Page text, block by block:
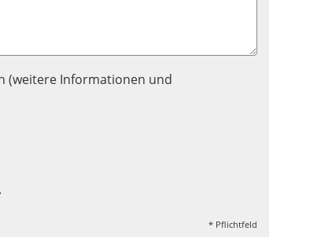
(weitere Informationen und
* Pflichtfeld